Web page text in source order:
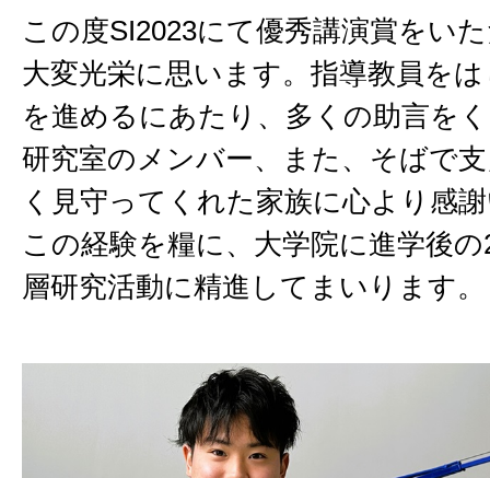
この度SI2023にて優秀講演賞をい
大変光栄に思います。指導教員を
を進めるにあたり、多くの助言を
研究室のメンバー、また、そばで
く見守ってくれた家族に心より感
この経験を糧に、大学院に進学後
層研究活動に精進してまいります。